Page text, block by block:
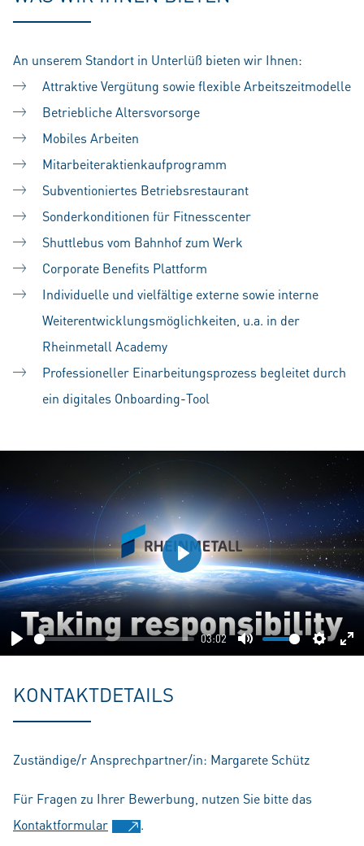
An unserem Standort in Unterlüß bieten wir Ihnen:
Attraktive Vergütung sowie flexible Arbeitszeitmodelle
Betriebliche Altersvorsorge
Mobiles Arbeiten
Mitarbeiteraktienkaufprogramm
Subventioniertes Betriebsrestaurant
Sonderkonditionen für Fitnesscenter
Shuttlebus vom Bahnhof zum Werk
Corporate Benefits Plattform
Individuelle und vielfältige externe sowie interne
Weiterentwicklungsmöglichkeiten, u.a. in der
Rheinmetall Academy
Professioneller Einarbeitungsprozess begleitet durch
ein digitales Onboarding-Tool
Play
03:02
Mute
Play
KONTAKTDETAILS
Zuständige/r Ansprechpartner/in: Margarete Schütz
Für Fragen zu Ihrer Bewerbung, nutzen Sie bitte das
Kontaktformular
.